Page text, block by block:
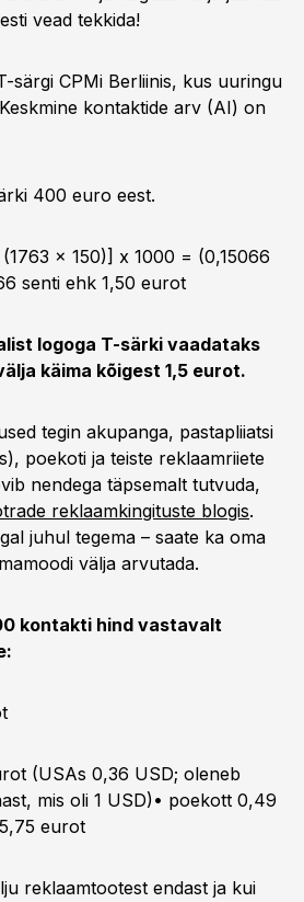
vead tekkida!
särgi CPMi Berliinis, kus uuringu
kontaktide arv (AI) on
400 euro eest.
x 150)] x 1000 = (0,15066
senti ehk 1,50 eurot
logoga T-särki vaadataks
käima kõigest 1,5 eurot.
tegin akupanga, pastapliiatsi
poekoti ja teiste reklaamriiete
nendega täpsemalt tutvuda,
reklaamkingituste blogis.
juhul tegema – saate ka oma
välja arvutada.
kontakti hind vastavalt
(USAs 0,36 USD; oleneb
mis oli 1 USD)• poekott 0,49
eurot
reklaamtootest endast ja kui